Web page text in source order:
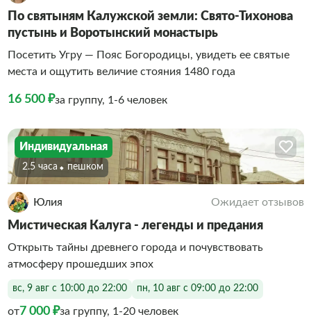
По святыням Калужской земли: Свято-Тихонова
пустынь и Воротынский монастырь
Посетить Угру — Пояс Богородицы, увидеть ее святые
места и ощутить величие стояния 1480 года
16 500 ₽за группу, 1-6 человек
Индивидуальная
2.5 часа Пешком
Юлия Ожидает отзывов
Мистическая Калуга - легенды и предания
Открыть тайны древнего города и почувствовать
атмосферу прошедших эпох
вс, 9 авг с 10:00 до 22:00 пн, 10 авг с 09:00 до 22:00
от7 000 ₽за группу, 1-20 человек